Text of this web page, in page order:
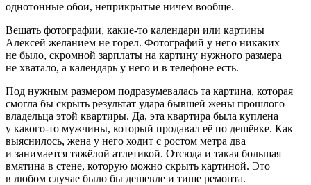
однотонные обои, неприкрытые ничем вообще.
Вешать фотографии, какие-то календари или картины
Алексей желанием не горел. Фотографий у него никаких
не было, скромной зарплаты на картину нужного размера
не хватало, а календарь у него и в телефоне есть.
Под нужным размером подразумевалась та картина, которая
смогла бы скрыть результат удара бывшей жены прошлого
владельца этой квартиры. Да, эта квартира была куплена
у какого-то мужчины, который продавал её по дешёвке. Как
выяснилось, жена у него ходит с ростом метра два
и занимается тяжёлой атлетикой. Отсюда и такая большая
вмятина в стене, которую можно скрыть картиной. Это
в любом случае было бы дешевле и тише ремонта.